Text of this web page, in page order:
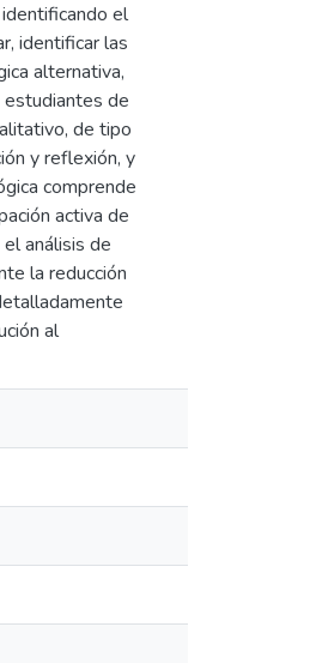
el
identificar las
alternativa,
de
de tipo
y reflexión, y
comprende
activa de
análisis de
la reducción
al